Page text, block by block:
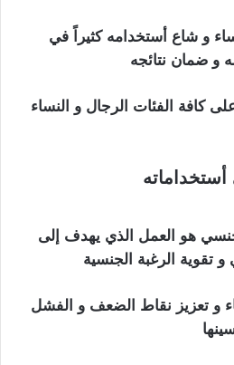
و شاع أستخدامه كثيراً في
و ضمان نتائجه
كافة الفئات الرجال و النساء
أستخداماته
هو العمل الذي يهدف إلى
تقوية الرغبة الجنسية
و تعزيز نقاط الضعف و الفشل